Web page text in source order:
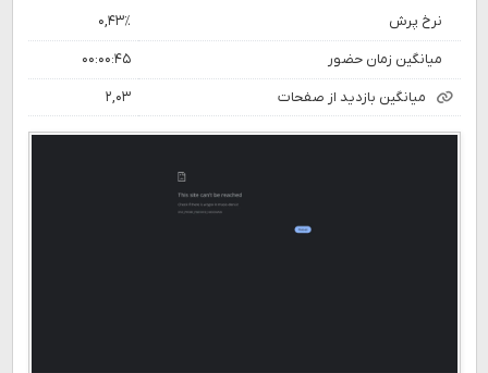
نرخ پرش ۰,۴۳٪
میانگین زمان حضور ۰۰:۰۰:۴۵
میانگین بازدید از صفحات ۲,۰۳